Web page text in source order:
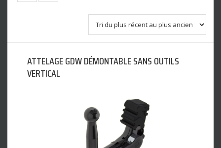
ATTELAGE GDW DÉMONTABLE SANS OUTILS
VERTICAL